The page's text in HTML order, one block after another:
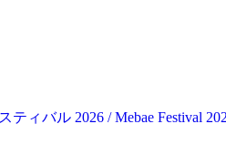
ティバル 2026 / Mebae Festival